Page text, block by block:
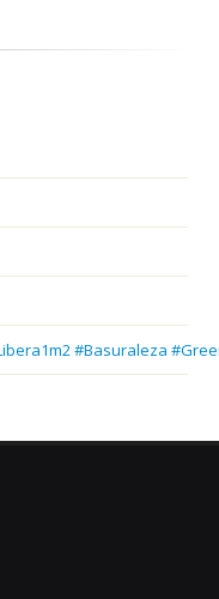
#Basuraleza